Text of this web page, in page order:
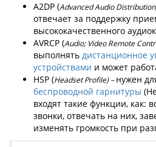
A2DP (AdvancedAudioDistribution
отвечает за поддержку
высококачественного
AVRCP (Audio; VideoRemote
выполнять дистанционное
устройствами и может
HSP (HeadsetProfile) –нужен
беспроводной гарнитуры
входят такие функции, как:
звонки, отвечать на них,
изменять громкость при